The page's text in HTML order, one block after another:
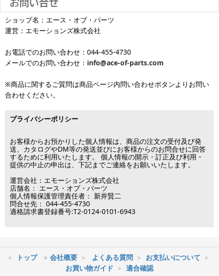
※銀行振り込み・郵便振替・コンビニ決済・PayPayオンライン決済
の場合、ご入金確認後の発送となります。
※お届け先が異なる場合は別途お届け先分の送料がかかります。
沖縄へのお届けは、送料とは別に地域料金が発生します。サイズに
より金額が異なるので、詳しい料金については
となります（当日・土日祝日出荷不可）
商品到着後1週間以内であれば、初期不良の受け付けを行います。
返品対応の詳細、各種保証については
をご覧ください。
■お届けについて
お届け日のご指定がない場合は、最短出荷・最短到着で発送いたし
ます。
平日は15時・土曜は11時・日曜祝日は10時までのご注文で当日出荷
が可能です。
済・代引決済のみ当日出荷が可能です。
※クレジットカード・代引き決済以外のお支払方法を選択されてい
※メーカー発注品は除きます。
※最短到着をご希望の場合、時間指定不可の地域があります。
土 日 祝日も
発送しています
※出荷休業日を除く
この日は出荷業務を行いませんので予めご了承下さい。
■営業日
営業時間：09:30～17:30
（電話対応休止時間：12:00～13:00）
土日祝日は出荷業務のみ行います。
土日祝日は電話・メールのお問い合わせ返信は
ショップ名：エース・オブ・パーツ
運営：エモーションズ株式会社
お電話でのお問い合わせ：044-455-4730
メールでのお問い合わせ： info@ace-of-parts.com
※商品に関するご質問は商品ページ内問い合わせボタンよりお問い
合わせください。
プライバシーポリシー
お客様からお預かりした個人情報は、商品の注文の受付及び発
送、カタログやDM等の発送並びにお客様からのお問合せに回答
するために利用いたします。 個人情報の開示・訂正及び利用・
提供の中止の申出は、下記までご連絡をお願いいたします。
運営会社：エモーションズ株式会社
店舗名： エース・オブ・パーツ
個人情報保護管理責任者： 新井賢二
問合せ先： 044-455-4730
適格請求書登録番号:T2-0124-0101-6943
トップ 会社概要 よくある質問
お支払いについて
お買い物ガイド
適合確認